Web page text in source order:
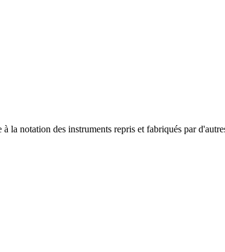
la notation des instruments repris et fabriqués par